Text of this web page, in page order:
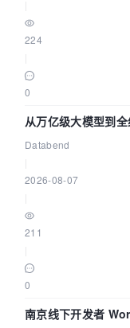
224
0
从万亿级大模型到
企业构建全链路
Databend
2026-08-07
211
0
南京线下开发者